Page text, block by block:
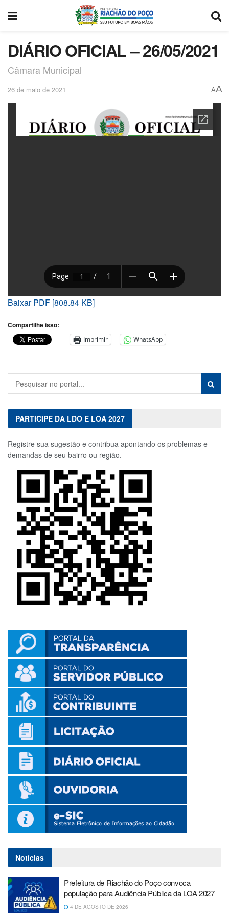
DIÁRIO OFICIAL – 26/05/2021
Câmara Municipal
26 de maio de 2021 AA
Baixar PDF [808.84 KB]
Compartilhe isso:
Imprimir WhatsApp
PARTICIPE DA LDO E LOA 2027
Registre sua sugestão e contribua apontando os problemas e
demandas de seu bairro ou região.
Notícias
Prefeitura de Riachão do Poço convoca
população para Audiência Pública da LOA 2027
4 DE AGOSTO DE 2026